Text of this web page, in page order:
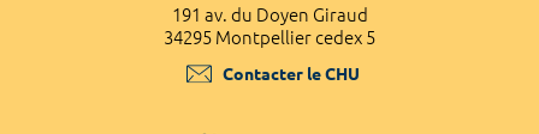
191 av. du Doyen Giraud
34295 Montpellier cedex 5
Contacter le CHU